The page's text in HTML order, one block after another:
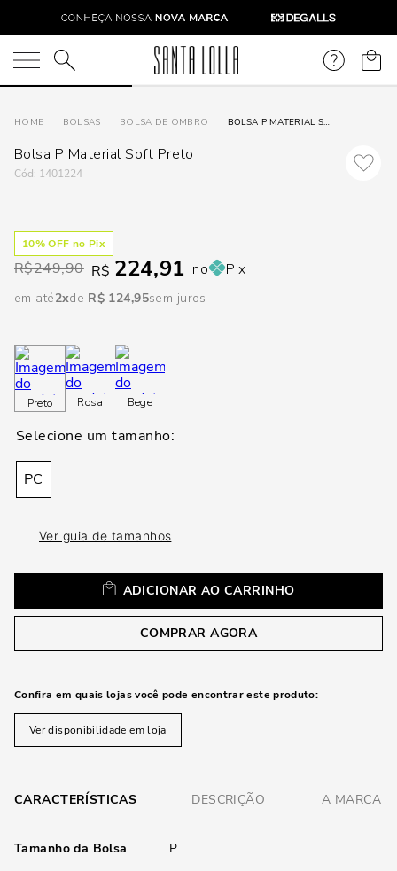
O que você está procurando?
BOLSAS BOLSA DE OMBRO BOLSA P MATERIAL SOFT PRETO
Bolsa P Material Soft Preto
: 1401224
10% OFF no Pix
R$249,90 R$ 224,91 no Pix
em até2 R$ 124,95sem juros
Preto Rosa Bege
PC
Ver guia de tamanhos
ADICIONAR AO CARRINHO
COMPRAR AGORA
Confira em quais lojas você pode encontrar este produto:
Ver disponibilidade em loja
CARACTERÍSTICAS DESCRIÇÃO A MARCA
Tamanho da Bolsa P